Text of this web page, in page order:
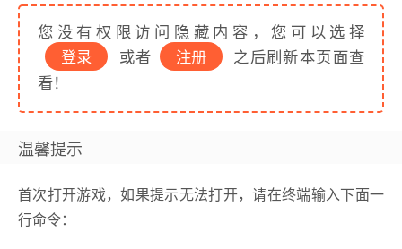
您没有权限访问隐藏内容，您可以选择
登录
或者 注册
之后刷新本页面查
看！
温馨提示
首次打开游戏，如果提示无法打开，请在终端输入下面一
行命令：